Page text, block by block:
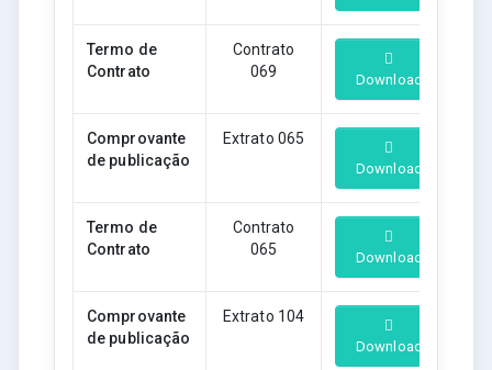
Termo de
Contrato
Contrato
069
Download
Comprovante
de publicação
Extrato 065
Download
Termo de
Contrato
Contrato
065
Download
Comprovante
de publicação
Extrato 104
Download